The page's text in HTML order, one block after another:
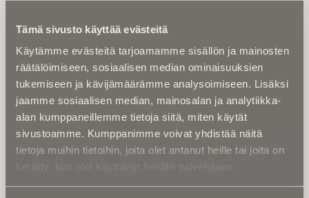
Tämä sivusto käyttää evästeitä
Käytämme evästeitä tarjoamamme sisällön ja mainosten
räätälöimiseen, sosiaalisen median ominaisuuksien
tukemiseen ja kävijämäärämme analysoimiseen. Lisäksi
jaamme sosiaalisen median, mainosalan ja analytiikka-
alan kumppaneillemme tietoja siitä, miten käytät
sivustoamme. Kumppanimme voivat yhdistää näitä
tietoja muihin tietoihin, joita olet antanut heille tai joita on
kerätty, kun olet käyttänyt heidän palvelujaan.
Kirjoita alle sähköpostiosoitteesi niin saat kaksi kertaa
kuukaudessa Ikuisuusmedian uutiskirjeen ja varmistat,
etteivät kiinnostavat artikkelit jää huomaamatta.
Uutiskirje on maksuton eikä se velvoita mihinkään.
Kirjoita tähän sähköpostiosoite, johon haluat uutiskirjeen